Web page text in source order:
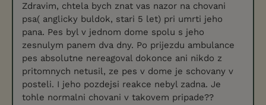
Zdravim, chtela bych znat vas nazor na chovani
psa( anglicky buldok, stari 5 let) pri umrti jeho
pana. Pes byl v jednom dome spolu s jeho
zesnulym panem dva dny. Po prijezdu ambulance
pes absolutne nereagoval dokonce ani nikdo z
pritomnych netusil, ze pes v dome je schovany v
posteli. I jeho pozdejsi reakce nebyl zadna. Je
tohle normalni chovani v takovem pripade??